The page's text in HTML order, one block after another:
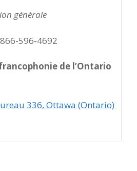
générale
596-4692
de l’Ontario
336, Ottawa (Ontario)